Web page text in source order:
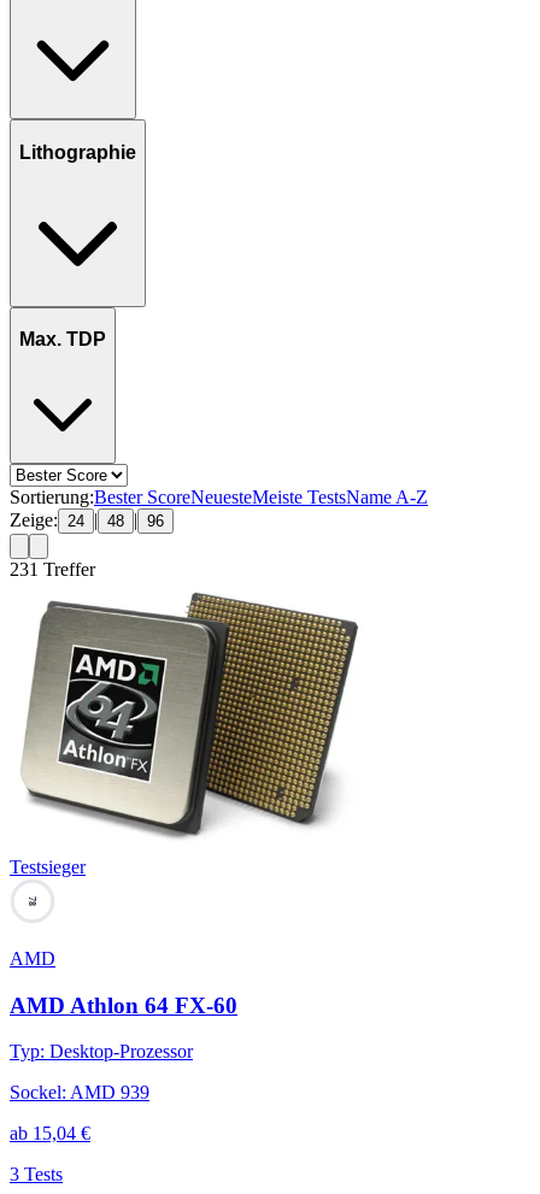
Lithographie
Max. TDP
Sortierung:Bester ScoreNeuesteMeiste TestsName A-Z
Zeige:
24 | 48 | 96
231 Treffer
Testsieger
78
AMD
AMD Athlon 64 FX-60
Typ: Desktop-Prozessor
Sockel: AMD 939
ab 15,04 €
3 Tests